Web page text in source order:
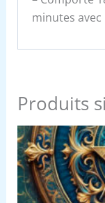
minutes
Produits